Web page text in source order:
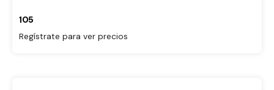
105
Regístrate para ver precios